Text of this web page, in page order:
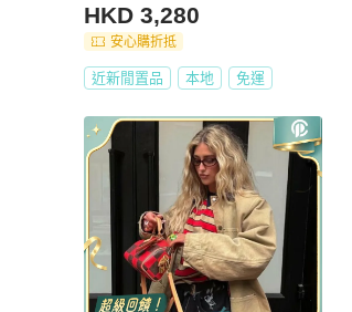
HKD 3,280
安心購折抵
近新閒置品 本地 免運